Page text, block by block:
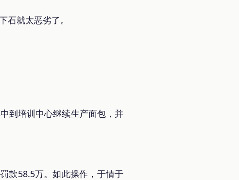
就太恶劣了。
到培训中心继续生产面包，并
款58.5万。如此操作，于情于